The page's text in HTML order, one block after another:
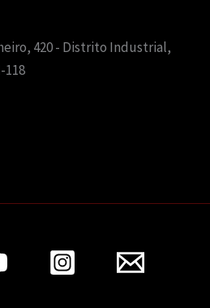
420 - Distrito Industrial,
118